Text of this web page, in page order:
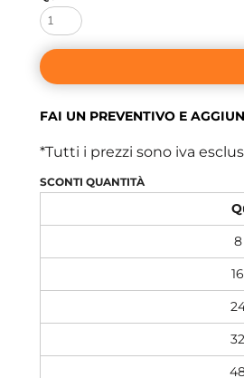
FAI UN PREVENTIVO E
*Tutti i prezzi sono iva
SCONTI QUANTITÀ
8